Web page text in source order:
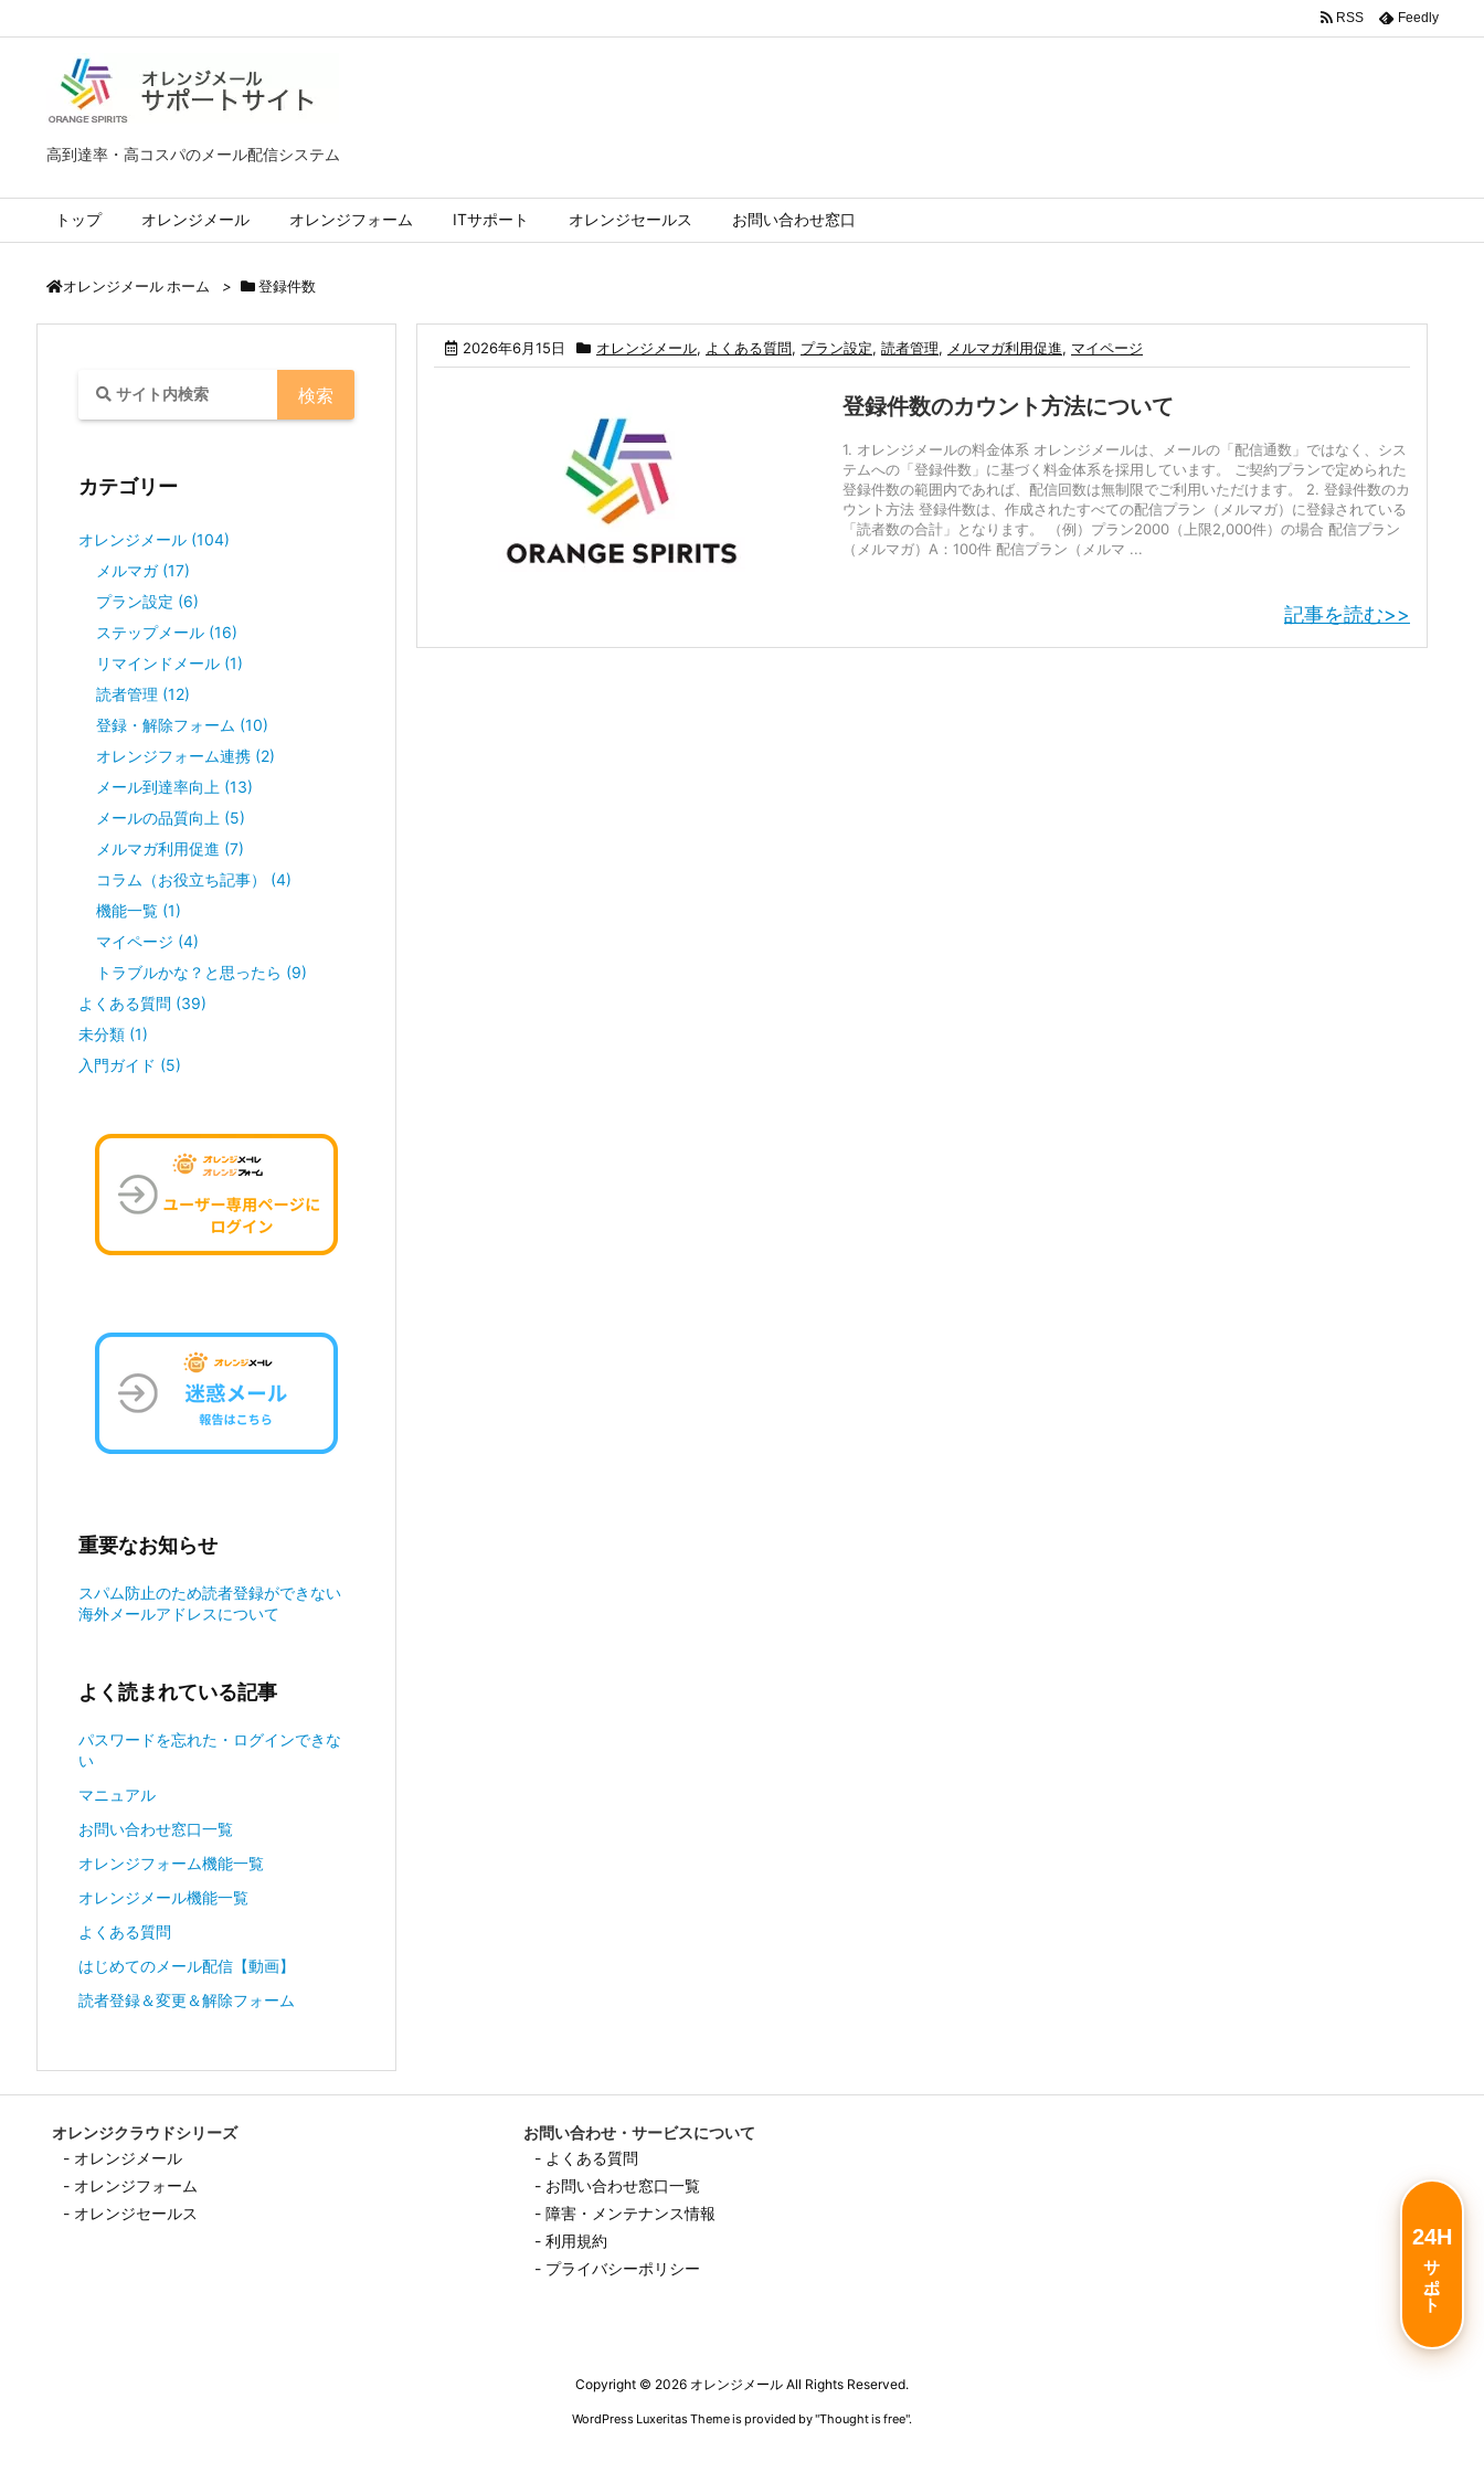
高到達率・高コスパのメール配信システム
トップ オレンジメール オレンジフォーム ITサポート オレンジセールス お問い合わせ窓口
RSS Feedly
オレンジメール ホーム > 登録件数
2026年6月15日 オレンジメール, よくある質問, プラン設定, 読者管理, メルマガ利用促進, マイページ
登録件数のカウント方法について
1. オレンジメールの料金体系 オレンジメールは、メールの「配信通数」ではなく、シス
テムへの「登録件数」に基づく料金体系を採用しています。 ご契約プランで定められた
登録件数の範囲内であれば、配信回数は無制限でご利用いただけます。 2. 登録件数のカ
ウント方法 登録件数は、作成されたすべての配信プラン（メルマガ）に登録されている
「読者数の合計」となります。 （例）プラン2000（上限2,000件）の場合 配信プラン
（メルマガ）A：100件 配信プラン（メルマ ...
記事を読む>>
カテゴリー
オレンジメール (104)
メルマガ (17)
プラン設定 (6)
ステップメール (16)
リマインドメール (1)
読者管理 (12)
登録・解除フォーム (10)
オレンジフォーム連携 (2)
メール到達率向上 (13)
メールの品質向上 (5)
メルマガ利用促進 (7)
コラム（お役立ち記事） (4)
機能一覧 (1)
マイページ (4)
トラブルかな？と思ったら (9)
よくある質問 (39)
未分類 (1)
入門ガイド (5)
重要なお知らせ
スパム防止のため読者登録ができない
海外メールアドレスについて
よく読まれている記事
パスワードを忘れた・ログインできな
い
マニュアル
お問い合わせ窓口一覧
オレンジフォーム機能一覧
オレンジメール機能一覧
よくある質問
はじめてのメール配信【動画】
読者登録＆変更＆解除フォーム
オレンジクラウドシリーズ
- オレンジメール
- オレンジフォーム
- オレンジセールス
お問い合わせ・サービスについて
- よくある質問
- お問い合わせ窓口一覧
- 障害・メンテナンス情報
- 利用規約
- プライバシーポリシー
Copyright © 2026 オレンジメール All Rights Reserved.
WordPress Luxeritas Theme is provided by "Thought is free".
24H
サポート